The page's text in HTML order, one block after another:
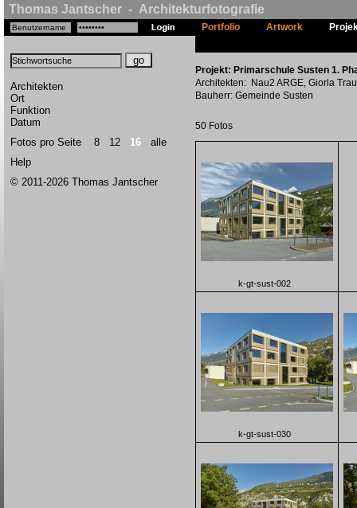
Thomas Jantscher - Architekturfotografie
Architekten
Ort
Funktion
Datum
Fotos pro Seite 8 12 16
alle
Help
© 2011-2026 Thomas Jantscher
Portfolio Artwork
Projekt: Primarschule Susten 1.
Architekten: Nau2 ARGE, Giorla
Bauherr: Gemeinde Susten
50 Fotos
k-gt-sust-002
k-gt-sust-030